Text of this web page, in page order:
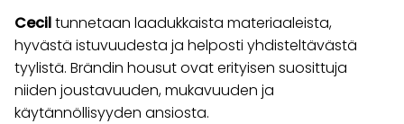
Ceciltunnetaan laadukkaista materiaaleista,
hyvästä istuvuudesta ja helposti yhdisteltävästä
tyylistä. Brändin housut ovat erityisen suosittuja
niiden joustavuuden, mukavuuden ja
käytännöllisyyden ansiosta.